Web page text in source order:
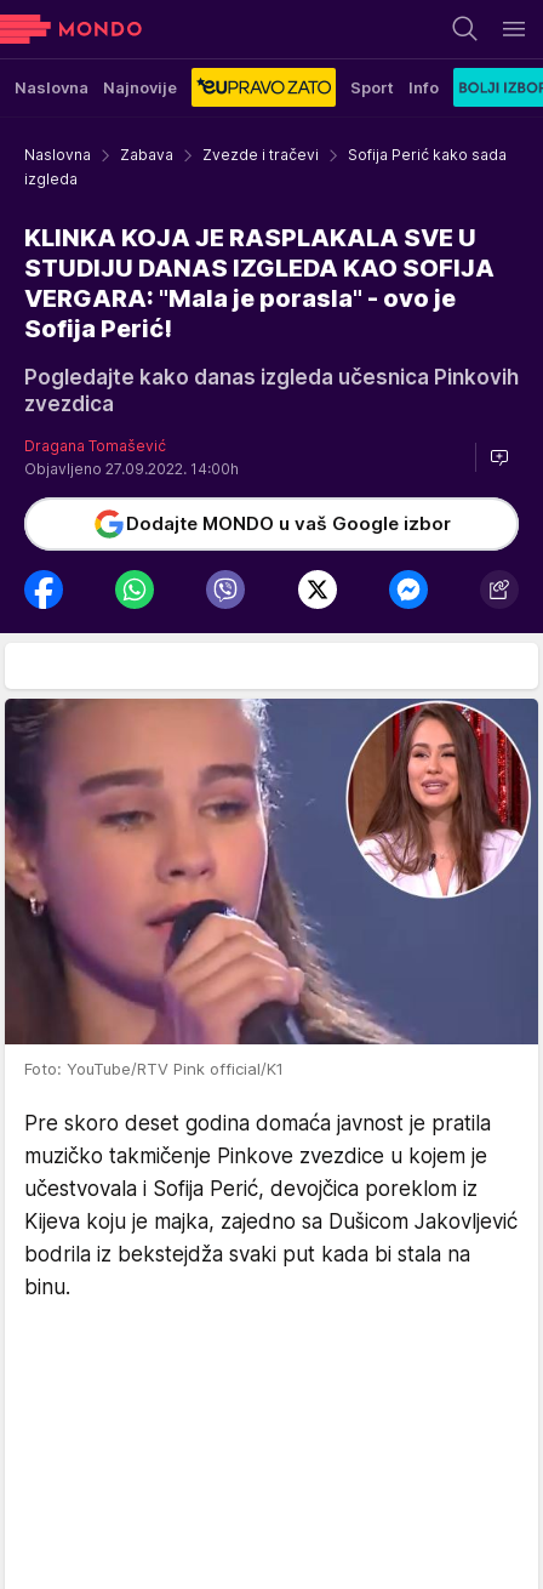
Naslovna Najnovije Sport Info
Naslovna Zabava Zvezde i tračevi
Sofija Perić kako sada
izgleda
KLINKA KOJA JE RASPLAKALA SVE U
STUDIJU DANAS IZGLEDA KAO SOFIJA
VERGARA: "Mala je porasla" - ovo je
Sofija Perić!
Pogledajte kako danas izgleda učesnica Pinkovih
zvezdica
Dragana Tomašević
Objavljeno 27.09.2022. 14:00h
Dodajte MONDO u vaš Google izbor
Foto: YouTube/RTV Pink official/K1
Pre skoro deset godina domaća javnost je pratila
muzičko takmičenje Pinkove zvezdice u kojem je
učestvovala i Sofija Perić, devojčica poreklom iz
Kijeva koju je majka, zajedno sa Dušicom Jakovljević
bodrila iz bekstejdža svaki put kada bi stala na
binu.